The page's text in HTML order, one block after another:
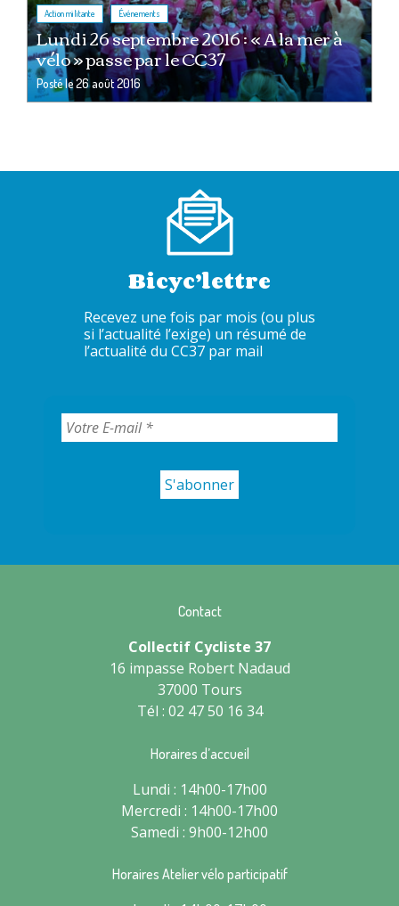
Action militante , Événements
Lundi 26 septembre 2016 : « A la mer à
vélo » passe par le CC37
Posté le26 août 2016
Bicyc’lettre
Recevez une fois par mois (ou plus
si l’actualité l’exige) un résumé de
l’actualité du CC37 par mail
Contact
Collectif Cycliste 37
16 impasse Robert Nadaud
37000 Tours
Tél : 02 47 50 16 34
Horaires d’accueil
Lundi : 14h00-17h00
Mercredi : 14h00-17h00
Samedi : 9h00-12h00
Horaires Atelier vélo participatif